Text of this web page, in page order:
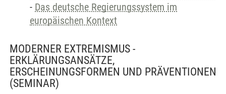
- Das deutsche Regierungssystem im
europäischen Kontext
MODERNER EXTREMISMUS -
ERKLÄRUNGSANSÄTZE,
ERSCHEINUNGSFORMEN UND PRÄVENTIONEN
(SEMINAR)